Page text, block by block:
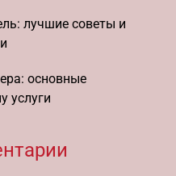
лучшие советы и
основные
услуги